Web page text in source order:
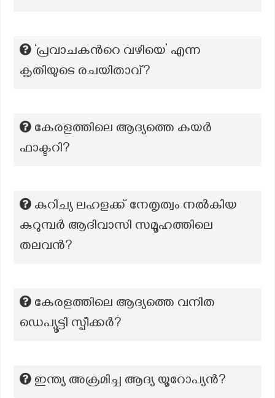
‘പ്രവാചകന്‍റെ വഴിയെ’ എന്ന
കൃതിയുടെ രചയിതാവ്?
കേരളത്തിലെ ആദ്യത്തെ കയർ
ഫാക്ടറി?
കുറിച്യ ലഹളക്ക് നേതൃത്വം നൽകിയ
കുറുമ്പർ ആദിവാസി സമൂഹത്തിലെ
തലവൻ?
കേരളത്തിലെ ആദ്യത്തെ വനിത
ഡെപ്യൂട്ടി സ്പീക്കര്‍?
ഇന്ത്യ അക്രമിച്ച ആദ്യ യൂറോപ്യൻ?